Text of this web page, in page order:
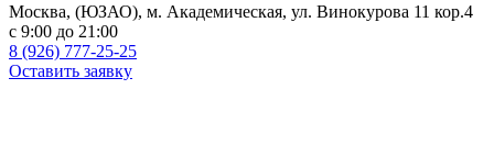
Москва, (ЮЗАО), м. Академическая, ул. Винокурова 11 кор.4
c 9:00 до 21:00
8 (926) 777-25-25
Оставить заявку